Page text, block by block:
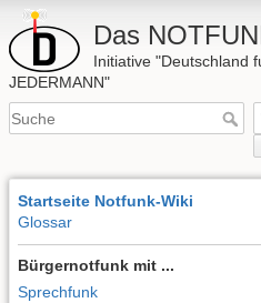
Das
Initiative "Deutschland
JEDERMANN"
Startseite Notfunk-Wiki
Glossar
Bürgernotfunk mit ...
Sprechfunk